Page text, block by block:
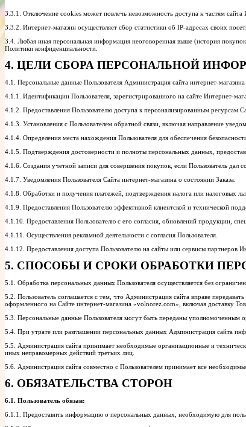
3.3.1. Отключение cookies может повлечь невозможность доступа к частям
3.3.2. Интернет-магазин осуществляет сбор статистики об IP-адресах своих
3.4. Любая иная персональная информация неоговоренная выше (история
Политики конфиденциальности.
4. ЦЕЛИ СБОРА ПЕРСОНАЛЬНОЙ
4.1. Персональные данные Пользователя Администрация сайта интернет-
4.1.1. Идентификации Пользователя, зарегистрированного на сайте Интернет-
4.1.2. Предоставления Пользователю доступа к персонализированным ресурсам
4.1.3. Установления с Пользователем обратной связи, включая направление
4.1.4. Определения места нахождения Пользователя для обеспечения
4.1.5. Подтверждения достоверности и полноты персональных данных,
4.1.6. Создания учетной записи для совершения покупок, если Пользователь дал
4.1.7. Уведомления Пользователя Сайта интернет-магазина о состоянии Заказа.
4.1.8. Обработки и получения платежей, подтверждения налога или налоговых
4.1.9. Предоставления Пользователю эффективной клиентской и технической
4.1.10. Предоставления Пользователю с его согласия, обновлений продукции,
4.1.11. Осуществления рекламной деятельности с согласия Пользователя.
4.1.12. Предоставления доступа Пользователю на сайты или сервисы партнеров
5. СПОСОБЫ И СРОКИ ОБРАБОТКИ
5.1. Обработка персональных данных Пользователя осуществляется без
5.2. Пользователь соглашается с тем, что Администрация сайта вправе
оформленного на Сайте интернет-магазина «volnorez.com», включая доставку
5.3. Персональные данные Пользователя могут быть переданы уполномоченным
5.4. При утрате или разглашении персональных данных Администрация сайта
5.5. Администрация сайта принимает необходимые организационные и
иных неправомерных действий третьих лиц.
5.6. Администрация сайта совместно с Пользователем принимает все
6. ОБЯЗАТЕЛЬСТВА СТОРОН
6.1. Пользователь обязан:
6.1.1. Предоставить информацию о персональных данных, необходимую для